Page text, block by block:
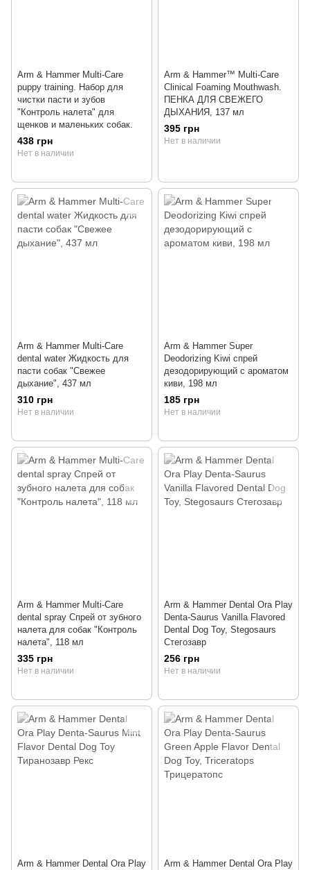
Arm & Hammer Multi-Care
puppy training. Набор для
чистки пасти и зубов
"Контроль налета" для
щенков и маленьких собак.
438 грн
Нет в наличии
Arm & Hammer™ Multi-Care
Clinical Foaming Mouthwash.
ПЕНКА ДЛЯ СВЕЖЕГО
ДЫХАНИЯ, 137 мл
395 грн
Нет в наличии
Arm & Hammer Multi-Care
dental water Жидкость для
пасти собак "Свежее
дыхание", 437 мл
310 грн
Нет в наличии
Arm & Hammer Super
Deodorizing Kiwi спрей
дезодорирующий с ароматом
киви, 198 мл
185 грн
Нет в наличии
Arm & Hammer Multi-Care
dental spray Спрей от зубного
налета для собак "Контроль
налета", 118 мл
335 грн
Нет в наличии
Arm & Hammer Dental Ora Play
Denta-Saurus Vanilla Flavored
Dental Dog Toy, Stegosaurs
Стегозавр
256 грн
Нет в наличии
Arm & Hammer Dental Ora Play
Arm & Hammer Dental Ora Play